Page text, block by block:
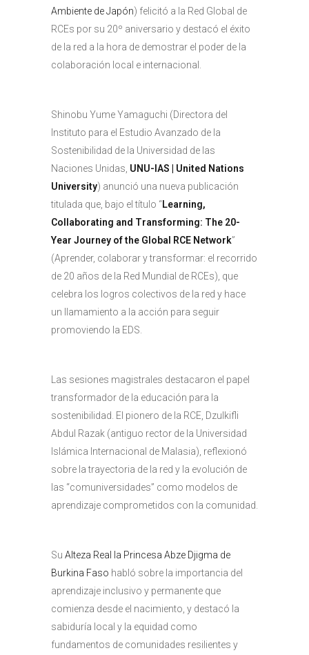
Ambiente de Japón) felicitó a la Red Global de
RCEs por su 20º aniversario y destacó el éxito
de la red a la hora de demostrar el poder de la
colaboración local e internacional.
Shinobu Yume Yamaguchi (Directora del
Instituto para el Estudio Avanzado de la
Sostenibilidad de la Universidad de las
Naciones Unidas, UNU-IAS | United Nations
University) anunció una nueva publicación
titulada que, bajo el título “Learning,
Collaborating and Transforming: The 20-
Year Journey of the Global RCE Network”
(Aprender, colaborar y transformar: el recorrido
de 20 años de la Red Mundial de RCEs), que
celebra los logros colectivos de la red y hace
un llamamiento a la acción para seguir
promoviendo la EDS.
Las sesiones magistrales destacaron el papel
transformador de la educación para la
sostenibilidad. El pionero de la RCE, Dzulkifli
Abdul Razak (antiguo rector de la Universidad
Islámica Internacional de Malasia), reflexionó
sobre la trayectoria de la red y la evolución de
las “comuniversidades” como modelos de
aprendizaje comprometidos con la comunidad.
Su Alteza Real la Princesa Abze Djigma de
Burkina Faso habló sobre la importancia del
aprendizaje inclusivo y permanente que
comienza desde el nacimiento, y destacó la
sabiduría local y la equidad como
fundamentos de comunidades resilientes y